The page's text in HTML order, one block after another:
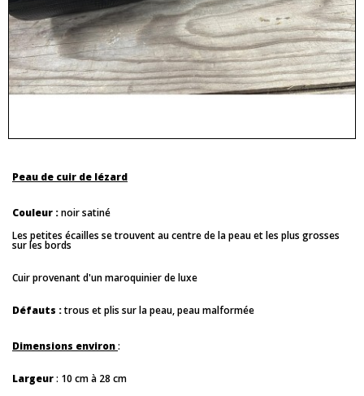
Peau de cuir de lézard
Couleur :noir satiné
Les petites écailles se trouvent au centre de la peau et les plus grosses
sur les bords
Cuir provenant d'un maroquinier de luxe
Défauts :trous et plis sur la peau, peau malformée
Dimensions environ:
Largeur: 10 cm à 28 cm